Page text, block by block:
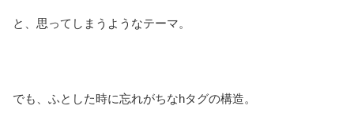
と、思ってしまうようなテーマ。
でも、ふとした時に忘れがちなhタグの構造。